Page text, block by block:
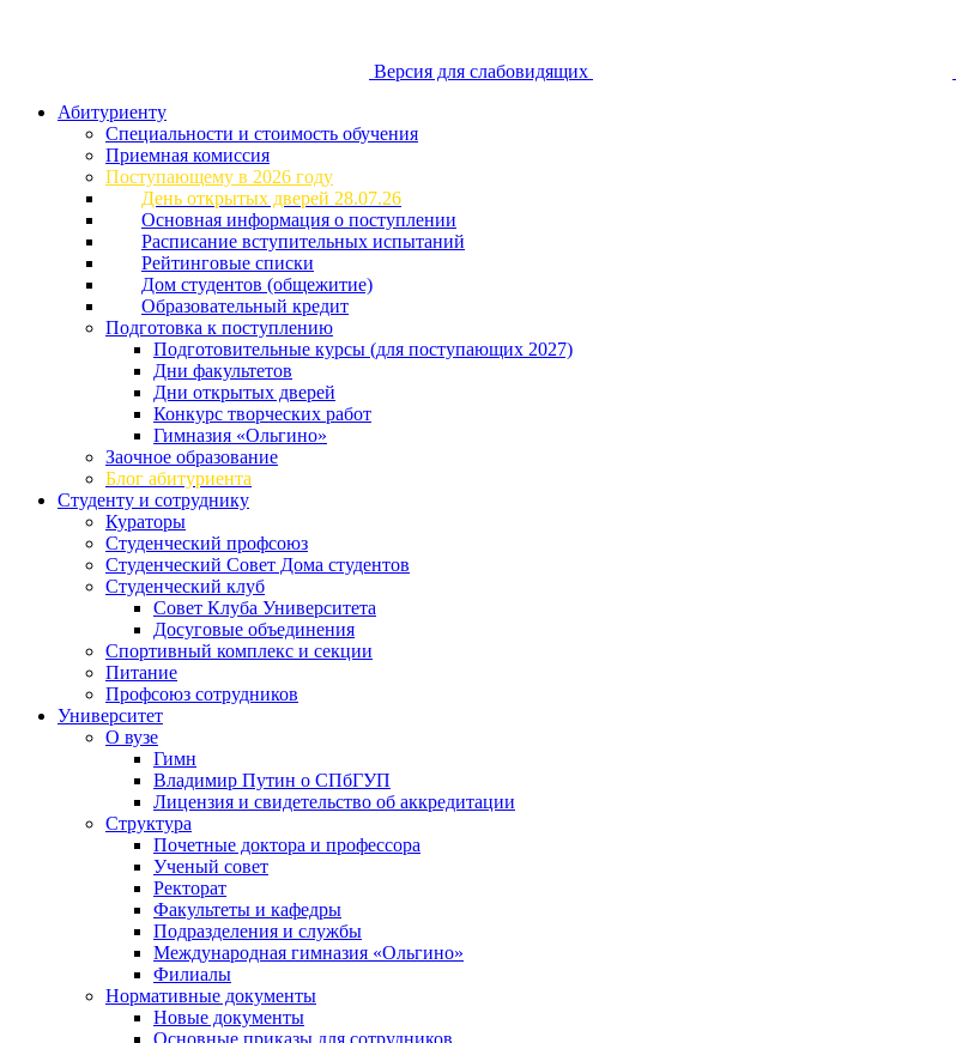
Версия для слабовидящих
Абитуриенту
Специальности и стоимость обучения
Приемная комиссия
Поступающему в 2026 году
День открытых дверей 28.07.26
Основная информация о поступлении
Расписание вступительных испытаний
Рейтинговые списки
Дом студентов (общежитие)
Образовательный кредит
Подготовка к поступлению
Подготовительные курсы (для поступающих 2027)
Дни факультетов
Дни открытых дверей
Конкурс творческих работ
Гимназия «Ольгино»
Заочное образование
Блог абитуриента
Студенту и сотруднику
Кураторы
Студенческий профсоюз
Студенческий Совет Дома студентов
Студенческий клуб
Совет Клуба Университета
Досуговые объединения
Спортивный комплекс и секции
Питание
Профсоюз сотрудников
Университет
О вузе
Гимн
Владимир Путин о СПбГУП
Лицензия и свидетельство об аккредитации
Структура
Почетные доктора и профессора
Ученый совет
Ректорат
Факультеты и кафедры
Подразделения и службы
Международная гимназия «Ольгино»
Филиалы
Нормативные документы
Новые документы
Основные приказы для сотрудников